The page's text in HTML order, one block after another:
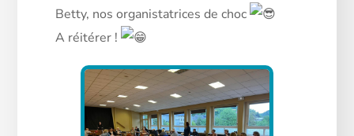
Betty, nos organistatrices de choc
A réitérer !